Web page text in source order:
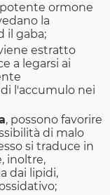
ormone
la
il gaba;
estratto
a legarsi ai
l'accumulo nei
, possono favorire
di malo
si traduce in
inoltre,
dai lipidi,